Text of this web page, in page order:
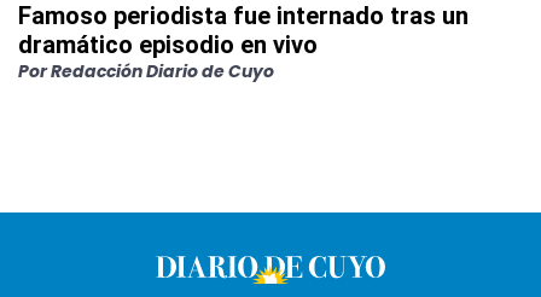
Famoso periodista fue internado tras un
dramático episodio en vivo
PorRedacción Diario de Cuyo